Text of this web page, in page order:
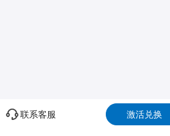
联系客服 激活兑换